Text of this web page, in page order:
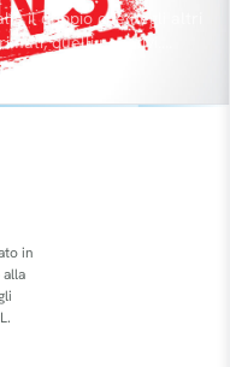
il doppio che negli altri
quelli negativi.
d'Europa, gli stipendi
galoppante, il
autostradali più cari,
in